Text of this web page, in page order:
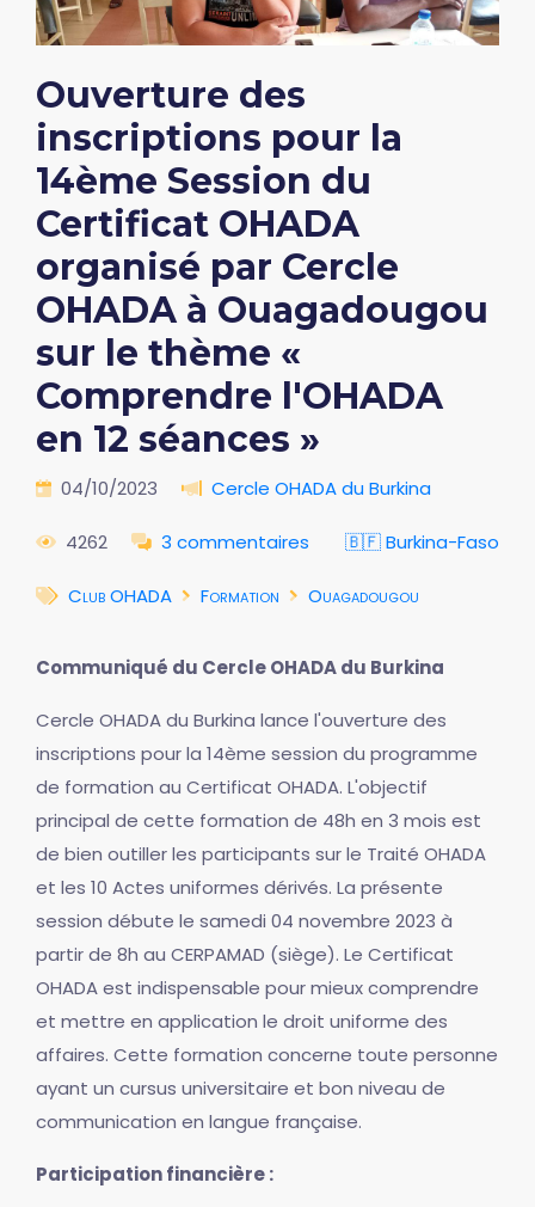
Ouverture des
inscriptions pour la
14ème Session du
Certificat OHADA
organisé par Cercle
OHADA à Ouagadougou
sur le thème «
Comprendre l'OHADA
en 12 séances »
04/10/2023 Cercle OHADA du Burkina
4262 3 commentaires 🇧🇫 Burkina-Faso
Club OHADA Formation Ouagadougou
Communiqué du Cercle OHADA du Burkina
Cercle OHADA du Burkina lance l'ouverture des
inscriptions pour la 14ème session du programme
de formation au Certificat OHADA. L'objectif
principal de cette formation de 48h en 3 mois est
de bien outiller les participants sur le Traité OHADA
et les 10 Actes uniformes dérivés. La présente
session débute le samedi 04 novembre 2023 à
partir de 8h au CERPAMAD (siège). Le Certificat
OHADA est indispensable pour mieux comprendre
et mettre en application le droit uniforme des
affaires. Cette formation concerne toute personne
ayant un cursus universitaire et bon niveau de
communication en langue française.
Participation financière :